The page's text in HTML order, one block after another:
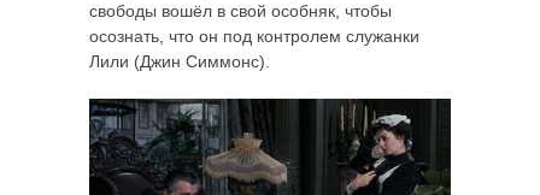
свободы вошёл в свой особняк, чтобы
осознать, что он под контролем служанки
Лили (Джин Симмонс).